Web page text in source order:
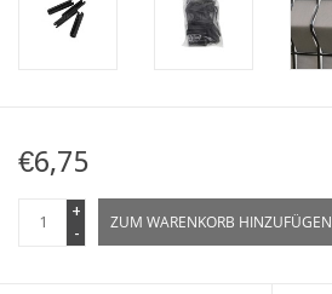
€6,75
+
-
ZUM WARENKORB HINZUFÜGEN